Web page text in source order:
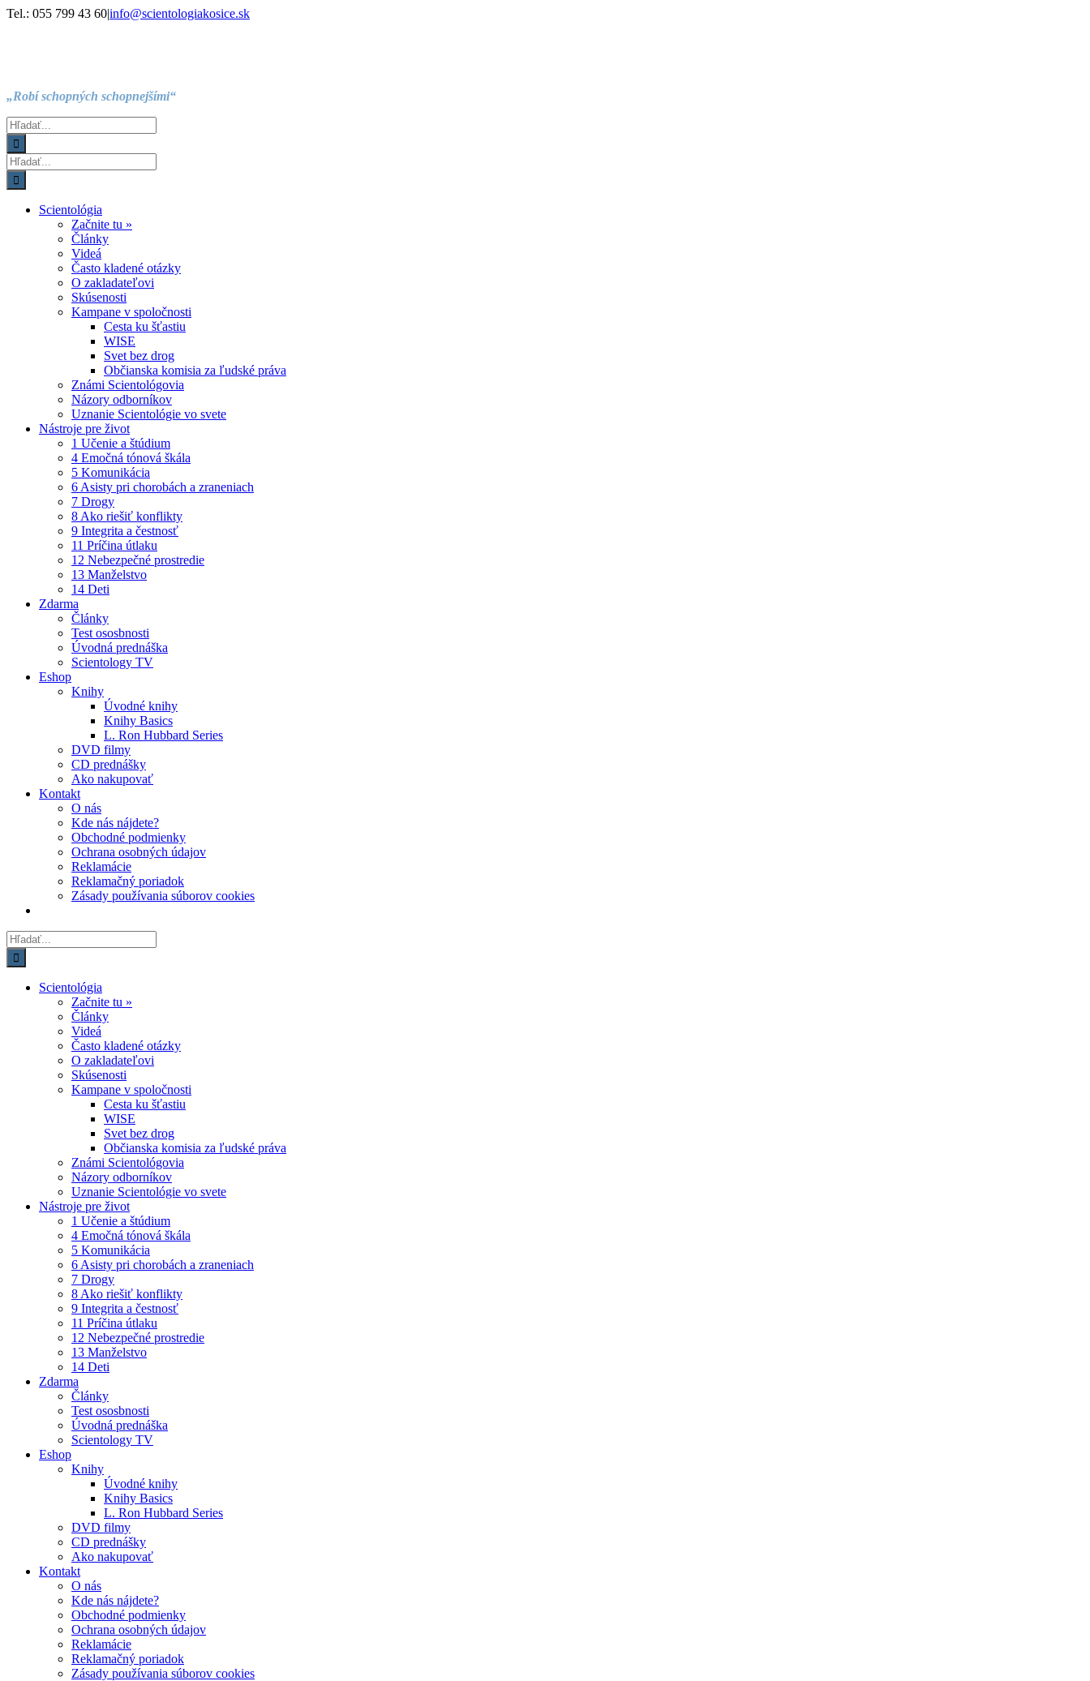
Skip
Facebook
Instagram
YouTube
Tel.: 055 799 43 60|info@scientologiakosice.sk
„Robí schopných schopnejšími“
Hľadať:
Hľadať:
Scientológia
Začnite tu »
Články
Videá
Často kladené otázky
O zakladateľovi
Skúsenosti
Kampane v spoločnosti
Cesta ku šťastiu
WISE
Svet bez drog
Občianska komisia za ľudské práva
Známi Scientológovia
Názory odborníkov
Uznanie Scientológie vo svete
Nástroje pre život
1 Učenie a štúdium
4 Emočná tónová škála
5 Komunikácia
6 Asisty pri chorobách a zraneniach
7 Drogy
8 Ako riešiť konflikty
9 Integrita a čestnosť
11 Príčina útlaku
12 Nebezpečné prostredie
13 Manželstvo
14 Deti
Zdarma
Články
Test ososbnosti
Úvodná prednáška
Scientology TV
Eshop
Knihy
Úvodné knihy
Knihy Basics
L. Ron Hubbard Series
DVD filmy
CD prednášky
Ako nakupovať
Kontakt
O nás
Kde nás nájdete?
Obchodné podmienky
Ochrana osobných údajov
Reklamácie
Reklamačný poriadok
Zásady používania súborov cookies
Hľadať:
Scientológia
Začnite tu »
Články
Videá
Často kladené otázky
O zakladateľovi
Skúsenosti
Kampane v spoločnosti
Cesta ku šťastiu
WISE
Svet bez drog
Občianska komisia za ľudské práva
Známi Scientológovia
Názory odborníkov
Uznanie Scientológie vo svete
Nástroje pre život
1 Učenie a štúdium
4 Emočná tónová škála
5 Komunikácia
6 Asisty pri chorobách a zraneniach
7 Drogy
8 Ako riešiť konflikty
9 Integrita a čestnosť
11 Príčina útlaku
12 Nebezpečné prostredie
13 Manželstvo
14 Deti
Zdarma
Články
Test ososbnosti
Úvodná prednáška
Scientology TV
Eshop
Knihy
Úvodné knihy
Knihy Basics
L. Ron Hubbard Series
DVD filmy
CD prednášky
Ako nakupovať
Kontakt
O nás
Kde nás nájdete?
Obchodné podmienky
Ochrana osobných údajov
Reklamácie
Reklamačný poriadok
Zásady používania súborov cookies